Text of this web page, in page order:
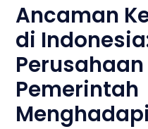
Ancaman
di
Pemerintah